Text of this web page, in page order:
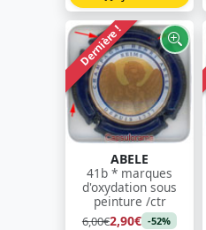
Dernière !
ABELE
41b * marques
d'oxydation sous
peinture /ctr
6,00€2,90€ -52%